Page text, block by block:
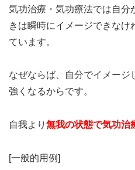
気功治療・気功療法では自分
きは瞬時にイメージできな
ています。
なぜならば、自分でイメー
強くなるからです。
自我より 無我の状態で気功治
[一般的用例]